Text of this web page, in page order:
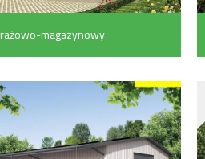
magazynowy